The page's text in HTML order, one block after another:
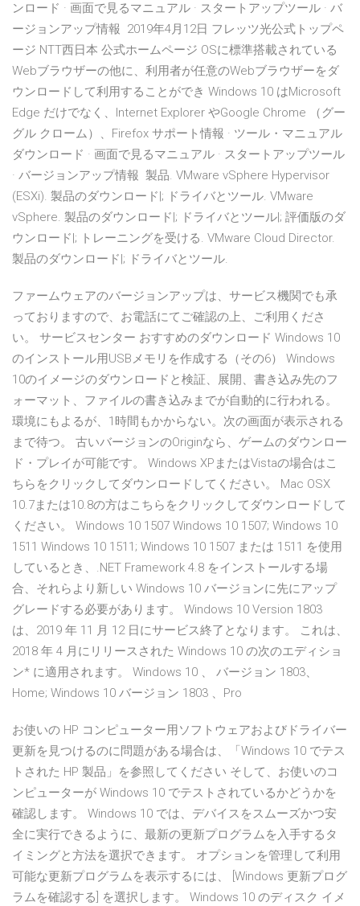
ンロード · 画面で見るマニュアル · スタートアップツール · バ
ージョンアップ情報 2019年4月12日 フレッツ光公式トップペ
ージ NTT西日本 公式ホームページ OSに標準搭載されている
Webブラウザーの他に、利用者が任意のWebブラウザーをダ
ウンロードして利用することができ Windows 10 はMicrosoft
Edge だけでなく、Internet Explorer やGoogle Chrome （グー
グル クローム）、Firefox サポート情報 · ツール・マニュアル
ダウンロード · 画面で見るマニュアル · スタートアップツール
· バージョンアップ情報 製品. VMware vSphere Hypervisor
(ESXi). 製品のダウンロード|; ドライバとツール. VMware
vSphere. 製品のダウンロード|; ドライバとツール|; 評価版のダ
ウンロード|; トレーニングを受ける. VMware Cloud Director.
製品のダウンロード|; ドライバとツール.
ファームウェアのバージョンアップは、サービス機関でも承
っておりますので、お電話にてご確認の上、ご利用くださ
い。 サービスセンター おすすめのダウンロード Windows 10
のインストール用USBメモリを作成する（その6） Windows
10のイメージのダウンロードと検証、展開、書き込み先のフ
ォーマット、ファイルの書き込みまでが自動的に行われる。
環境にもよるが、1時間もかからない。次の画面が表示される
まで待つ。 古いバージョンのOriginなら、ゲームのダウンロー
ド・プレイが可能です。 Windows XPまたはVistaの場合はこ
ちらをクリックしてダウンロードしてください。 Mac OSX
10.7または10.8の方はこちらをクリックしてダウンロードして
ください。 Windows 10 1507 Windows 10 1507; Windows 10
1511 Windows 10 1511; Windows 10 1507 または 1511 を使用
しているとき、.NET Framework 4.8 をインストールする場
合、それらより新しい Windows 10 バージョンに先にアップ
グレードする必要があります。 Windows 10 Version 1803
は、2019 年 11 月 12 日にサービス終了となります。 これは、
2018 年 4 月にリリースされた Windows 10 の次のエディショ
ン* に適用されます。 Windows 10 、 バージョン 1803、
Home; Windows 10 バージョン 1803 、Pro
お使いの HP コンピューター用ソフトウェアおよびドライバー
更新を見つけるのに問題がある場合は、「Windows 10 でテス
トされた HP 製品」を参照してください そして、お使いのコ
ンピューターが Windows 10 でテストされているかどうかを
確認します。 Windows 10 では、デバイスをスムーズかつ安
全に実行できるように、最新の更新プログラムを入手するタ
イミングと方法を選択できます。 オプションを管理して利用
可能な更新プログラムを表示するには、 [Windows 更新プログ
ラムを確認する] を選択します。 Windows 10 のディスク イメ